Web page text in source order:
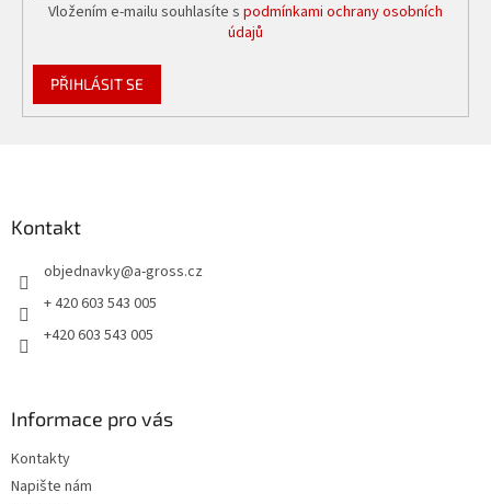
Vložením e-mailu souhlasíte s podmínkami ochrany osobních
údajů
PŘIHLÁSIT SE
Kontakt
objednavky@a-gross.cz
+ 420 603 543 005
+420 603 543 005
Informace pro vás
Kontakty
Napište nám